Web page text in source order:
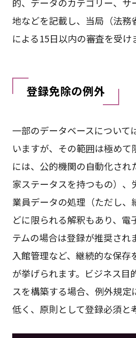
地などを記載し、当局（法務
による15日以内の審査を受け
登録免除の例外
一部のデータベースについて
いますが、その範囲は極めて
には、公的機関の自動化され
家ステータスを持つもの）、
業員データの処理（ただし、
どに限られる解釈もあり、電
テムの場合は登録が推奨され
入館管理など、継続的な保存
が挙げられます。ビジネス目
スを構築する場合、例外規定
低く、原則として登録必須と